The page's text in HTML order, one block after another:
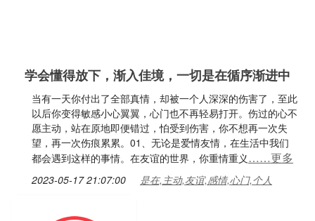
学会懂得放下，渐入佳境，一切是在循序渐进中
当有一天你付出了全部真情，却被一个人深深的伤害了，至此
以后你变得敏感小心翼翼，心门也不再轻易打开。伤过的心不
愿主动，站在原地即便错过，怕受到伤害，你不想再一次失
望，再一次伤痕累累。01、无论是爱情友情，在生活中我们
都会遇到这样的事情。在友谊的世界，你重情重义……更多
2023-05-17 21:07:00 是在,主动,友谊,感情,心门,个人